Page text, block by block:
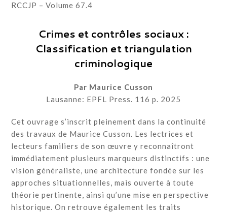
RCCJP – Volume 67.4
Crimes et contrôles sociaux :
Classification et triangulation
criminologique
Par Maurice Cusson
Lausanne: EPFL Press. 116 p. 2025
Cet ouvrage s’inscrit pleinement dans la continuité
des travaux de Maurice Cusson. Les lectrices et
lecteurs familiers de son œuvre y reconnaîtront
immédiatement plusieurs marqueurs distinctifs : une
vision généraliste, une architecture fondée sur les
approches situationnelles, mais ouverte à toute
théorie pertinente, ainsi qu’une mise en perspective
historique. On retrouve également les traits